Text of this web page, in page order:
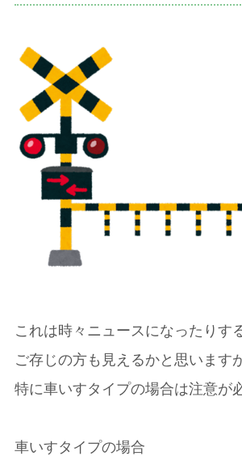
これは時々ニュースになったりす
ご存じの方も見えるかと思います
特に車いすタイプの場合は注意が
車いすタイプの場合